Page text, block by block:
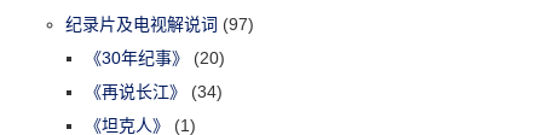
纪录片及电视解说词 (97)
《30年纪事》
(20)
《再说长江》
(34)
《坦克人》
(1)